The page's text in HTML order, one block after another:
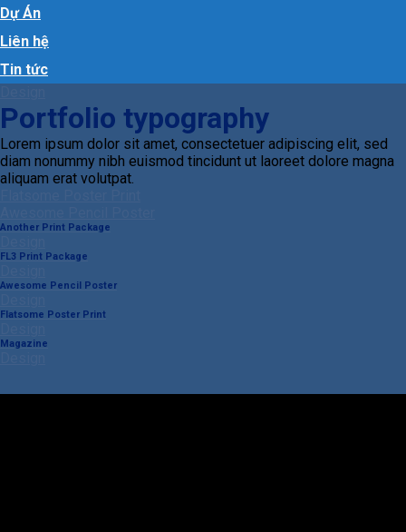
Dự Án
Liên hệ
Tin tức
Portfolio typography
Lorem ipsum dolor sit amet, consectetuer adipiscing elit, sed
diam nonummy nibh euismod tincidunt ut laoreet dolore magna
aliquam erat volutpat.
Another Print Package
FL3 Print Package
Awesome Pencil Poster
Flatsome Poster Print
Magazine